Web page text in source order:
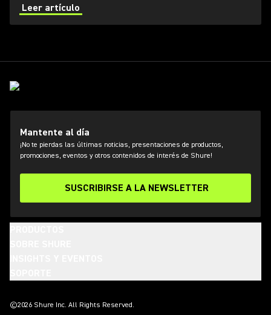
microphone technology. From the SM7dB to the new
Nexadyne family, discover how the innovation
continues.
Leer artículo
Mantente al día
¡No te pierdas las últimas noticias, presentaciones de productos,
promociones, eventos y otros contenidos de interés de Shure!
SUSCRIBIRSE A LA NEWSLETTER
©2026 Shure Inc. All Rights Reserved.